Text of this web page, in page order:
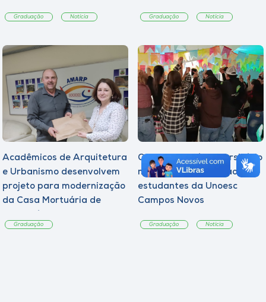
Graduação Notícia Graduação Notícia
Acadêmicos de Arquitetura
e Urbanismo desenvolvem
projeto para modernização
da Casa Mortuária de
Graduação
Quarto Arraiá Universitário
marca acolhimento aos
estudantes da Unoesc
Campos Novos
Graduação Notícia